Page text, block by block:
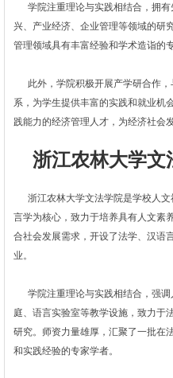
学院注重理论与实践相结合，拥有
兴、产业经济、企业管理等领域的研
管理领域具有丰富经验和学术造诣的
此外，学院积极开展产学研合作，
系，为学生提供丰富的实践和就业机
践能力的经济管理人才，为经济社会
浙江农林大学文
浙江农林大学文法学院是学校人文
言学为核心，致力于培养具有人文素
合社会发展需求，开设了法学、汉语
业。
学院注重理论与实践相结合，强调
庭、语言实验室等教学设施，致力于
研究。师资力量雄厚，汇聚了一批在
和实践经验的专家学者。